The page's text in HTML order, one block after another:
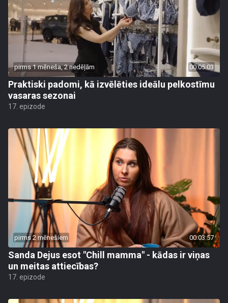
pirms 1 mēneša, 2 nedēļām 00:05:03
Praktiski padomi, kā izvēlēties ideālu pelkostīmu
vasaras sezonai
17. epizode
pirms 2 mēnešiem 00:03:57
Sanda Dejus esot "Chill mamma" - kādas ir viņas
un meitas attiecības?
17. epizode